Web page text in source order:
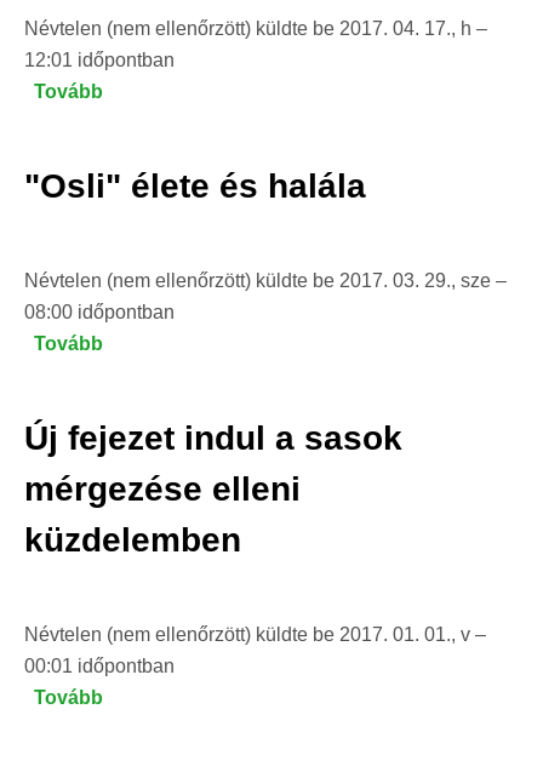
Névtelen (nem ellenőrzött) küldte be 2017. 04. 17., h –
12:01 időpontban
Tovább
piros
"Osli" élete és halála
Névtelen (nem ellenőrzött) küldte be 2017. 03. 29., sze –
08:00 időpontban
Tovább
halála)
Új fejezet indul a sasok
mérgezése elleni
küzdelemben
Névtelen (nem ellenőrzött) küldte be 2017. 01. 01., v –
00:01 időpontban
Tovább